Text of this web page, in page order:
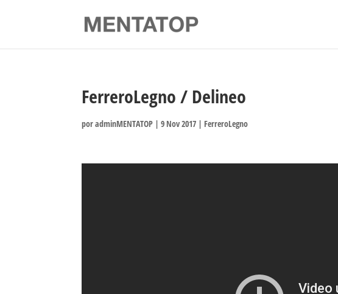
FerreroLegno / Delineo
poradminMENTATOP |9 Nov 2017 | FerreroLegno